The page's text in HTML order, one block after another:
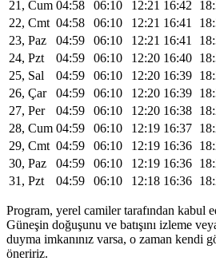
21, Cum 04:58 06:10 12:21 16:42
22, Cmt 04:58 06:10 12:21 16:41
23, Paz
04:59 06:10 12:21 16:41
24, Pzt
04:59 06:10 12:20 16:40
25, Sal
04:59 06:10 12:20 16:39
26, Çar
04:59 06:10 12:20 16:39
27, Per
04:59 06:10 12:20 16:38
28, Cum 04:59 06:10 12:19 16:37
29, Cmt 04:59 06:10 12:19 16:36
30, Paz
04:59 06:10 12:19 16:36
31, Pzt
04:59 06:10 12:18 16:36
Program, yerel camiler tarafından kabul
Güneşin doğuşunu ve batışını izleme
duyma imkanınız varsa, o zaman kendi
öneririz.